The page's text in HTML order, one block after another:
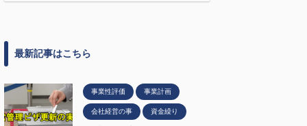
最新記事はこちら
事業性評価 事業計画
会社経営の事 資金繰り